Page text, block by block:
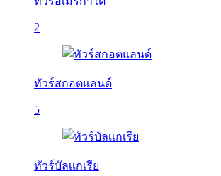
2
ทัวร์สกอตแลนด์
5
ทัวร์บัลเเกเรีย